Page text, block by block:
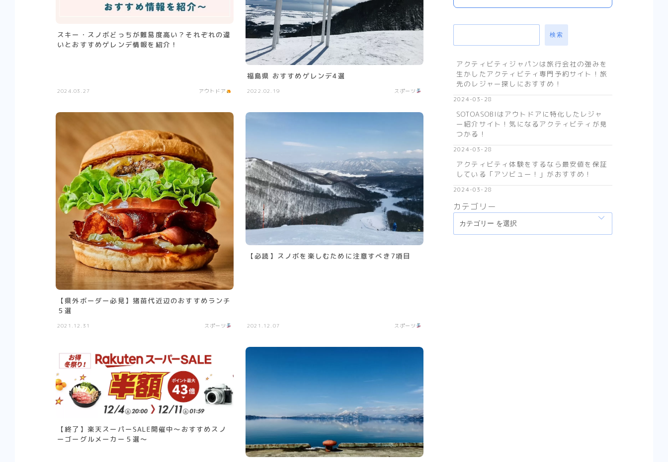
スキー・スノボどっちが難易度高い？それぞれの違
いとおすすめゲレンデ情報を紹介！
2024.03.27 アウトドア
福島県 おすすめゲレンデ4選
2022.02.19 スポーツ
【県外ボーダー必見】猪苗代近辺のおすすめランチ
５選
2021.12.31 スポーツ
【必読】スノボを楽しむために注意すべき7項目
2021.12.07 スポーツ
【終了】楽天スーパーSALE開催中〜おすすめスノ
ーゴーグルメーカー５選〜
検索
アクティビティジャパンは旅行会社の強みを
生かしたアクティビティ専門予約サイト！旅
先のレジャー探しにおすすめ！
2024-03-28
SOTOASOBIはアウトドアに特化したレジャ
ー紹介サイト！気になるアクティビティが見
つかる！
2024-03-28
アクティビティ体験をするなら最安値を保証
している「アソビュー！」がおすすめ！
2024-03-28
カテゴリー